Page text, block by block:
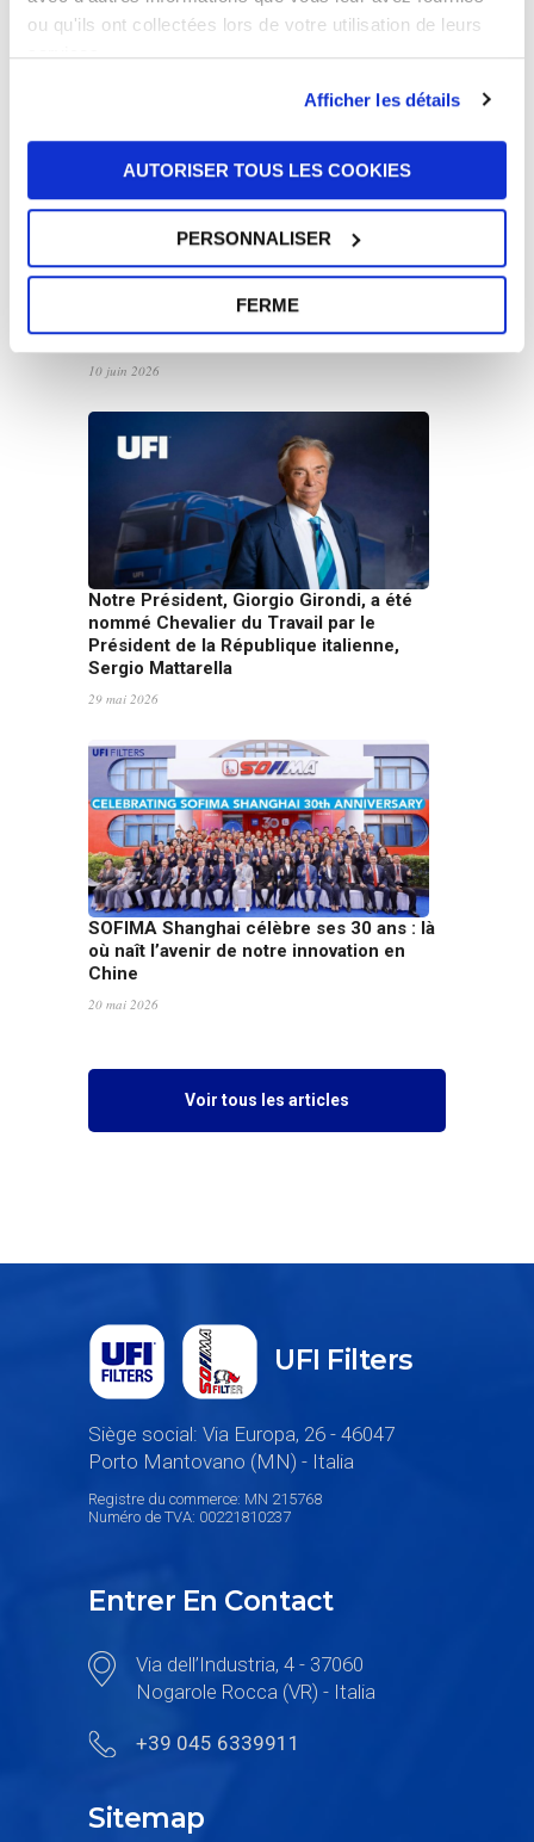
ou qu'ils ont collectées lors de votre utilisation de leurs
services.
Afficher les détails
AUTORISER TOUS LES COOKIES
PERSONNALISER
FERME
Développement Durable 2025 : une
croissance tournée vers l’avenir
16 juin 2026
UFI Filters soutient Harry King dans les
courses d’endurance internationales en
Europe et aux États-Unis
10 juin 2026
Notre Président, Giorgio Girondi, a été
nommé Chevalier du Travail par le
Président de la République italienne,
Sergio Mattarella
29 mai 2026
SOFIMA Shanghai célèbre ses 30 ans : là
où naît l’avenir de notre innovation en
Chine
20 mai 2026
Voir tous les articles
UFI Filters
Siège social: Via Europa, 26 - 46047
Porto Mantovano (MN) - Italia
Registre du commerce: MN 215768
Numéro de TVA: 00221810237
Entrer En Contact
Via dell’Industria, 4 - 37060
Nogarole Rocca (VR) - Italia
+39 045 6339911
Sitemap